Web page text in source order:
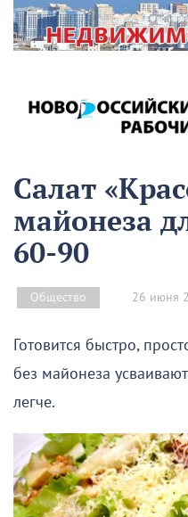
Салат
майонеза
60-90
Общество 26 июня
Готовится быстро,
без майонеза
легче.